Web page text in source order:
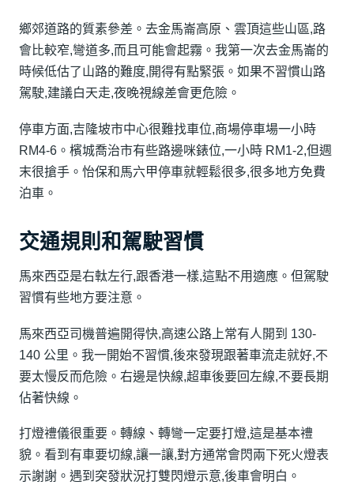
鄉郊道路的質素參差。去金馬崙高原、雲頂這些山區,路
會比較窄,彎道多,而且可能會起霧。我第一次去金馬崙的
時候低估了山路的難度,開得有點緊張。如果不習慣山路
駕駛,建議白天走,夜晚視線差會更危險。
停車方面,吉隆坡市中心很難找車位,商場停車場一小時
RM4-6。檳城喬治市有些路邊咪錶位,一小時 RM1-2,但週
末很搶手。怡保和馬六甲停車就輕鬆很多,很多地方免費
泊車。
交通規則和駕駛習慣
馬來西亞是右軚左行,跟香港一樣,這點不用適應。但駕駛
習慣有些地方要注意。
馬來西亞司機普遍開得快,高速公路上常有人開到 130-
140 公里。我一開始不習慣,後來發現跟著車流走就好,不
要太慢反而危險。右邊是快線,超車後要回左線,不要長期
佔著快線。
打燈禮儀很重要。轉線、轉彎一定要打燈,這是基本禮
貌。看到有車要切線,讓一讓,對方通常會閃兩下死火燈表
示謝謝。遇到突發狀況打雙閃燈示意,後車會明白。